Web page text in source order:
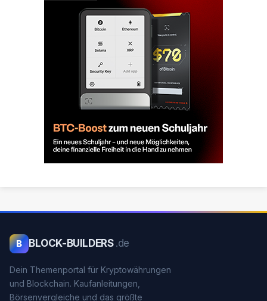
B BLOCK-BUILDERS .de
Dein Themenportal für Kryptowährungen
und Blockchain. Kaufanleitungen,
Börsenvergleiche und das größte